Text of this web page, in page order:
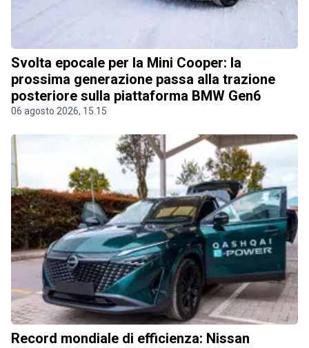
Svolta epocale per la Mini Cooper: la
prossima generazione passa alla trazione
posteriore sulla piattaforma BMW Gen6
06 agosto 2026, 15.15
Record mondiale di efficienza: Nissan